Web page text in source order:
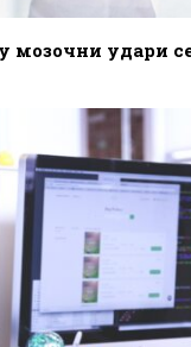
мозочни удари